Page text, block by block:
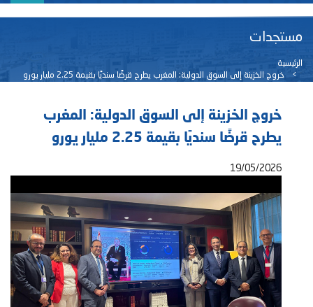
مستجدات
الرئيسية
خروج الخزينة إلى السوق الدولية: المغرب يطرح قرضًا سنديًا بقيمة 2.25 مليار يورو
خروج الخزينة إلى السوق الدولية: المغرب
يطرح قرضًا سنديًا بقيمة 2.25 مليار يورو
19/05/2026